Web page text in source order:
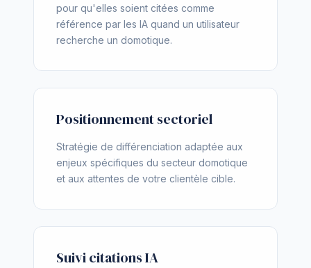
pour qu'elles soient citées comme
référence par les IA quand un utilisateur
recherche un domotique.
Positionnement sectoriel
Stratégie de différenciation adaptée aux
enjeux spécifiques du secteur domotique
et aux attentes de votre clientèle cible.
Suivi citations IA